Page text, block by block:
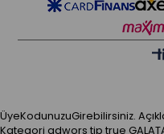
ÜyeKodunuzuGirebilirsiniz.
Kategori adwors tip true